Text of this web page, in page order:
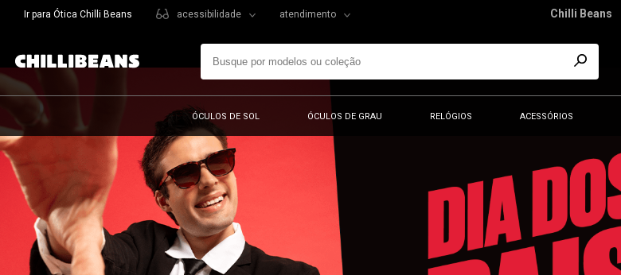
Ir para Ótica Chilli Beans acessibilidade atendimento Chilli Beans
ÓCULOS DE SOL ÓCULOS DE GRAU RELÓGIOS ACESSÓRIOS